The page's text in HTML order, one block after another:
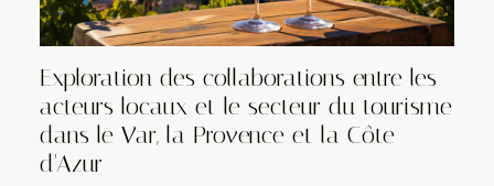
Exploration des collaborations entre les
acteurs locaux et le secteur du tourisme
dans le Var, la Provence et la Côte
d'Azur